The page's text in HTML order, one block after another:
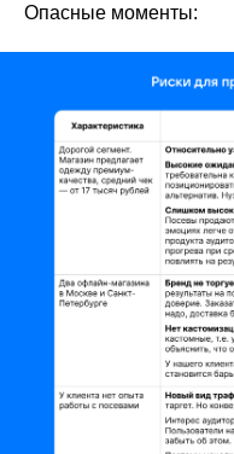
Опасные моменты: